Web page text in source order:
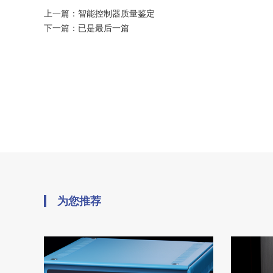
上一篇： 智能控制器质量鉴定
下一篇： 已是最后一篇
为您推荐